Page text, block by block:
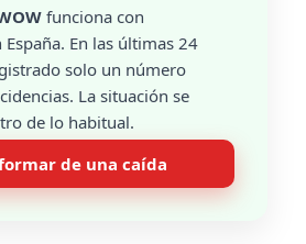
funciona con
En las últimas 24
solo un número
La situación se
de lo habitual.
de una caída